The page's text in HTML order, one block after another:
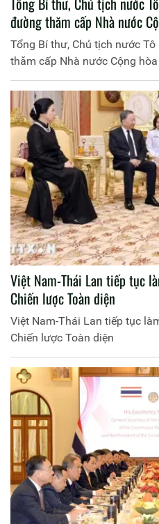
đường thăm cấp Nhà nước
Tổng Bí thư, Chủ tịch nước
thăm cấp Nhà nước Cộng
Việt Nam-Thái Lan tiếp tục
Chiến lược Toàn diện
Việt Nam-Thái Lan tiếp tục
Chiến lược Toàn diện